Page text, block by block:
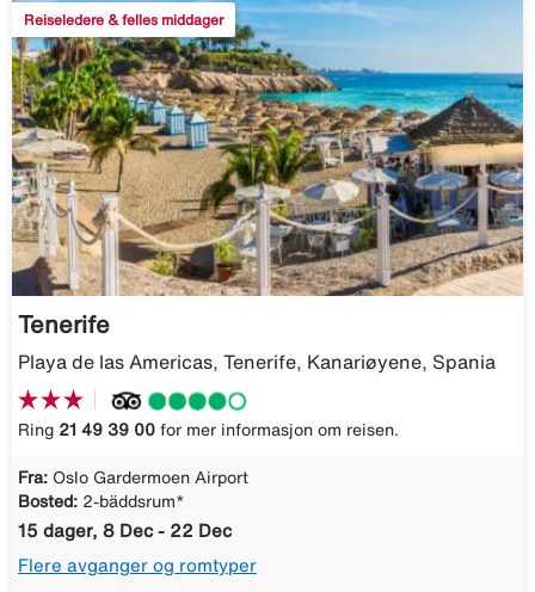
Reiseledere & felles middager
Tenerife
Playa de las Americas, Tenerife, Kanariøyene, Spania
Ring 21 49 39 00 for mer informasjon om reisen.
Fra: Oslo Gardermoen Airport
Bosted: 2-bäddsrum*
15 dager, 8 Dec - 22 Dec
Flere avganger og romtyper